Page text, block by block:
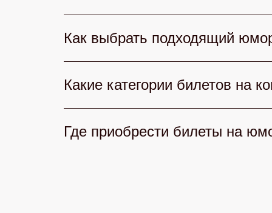
В 2026 году любители смеха
комиков страны, КВН радует
Клаб» — культовый юмор и
Как выбрать подходящий
При выборе юмористического
репутацию артистов, отзывы
точно найдете концерт, где смех
Какие категории билетов на
На нашем сайте доступны разные
видимостью и бонусами. Каждый
Где приобрести билеты на